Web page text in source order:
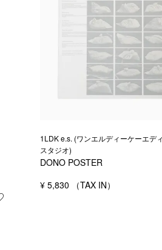
1LDK e.s. (ワンエルディーケーエデ
スタジオ)
DONO POSTER
¥ 5,830